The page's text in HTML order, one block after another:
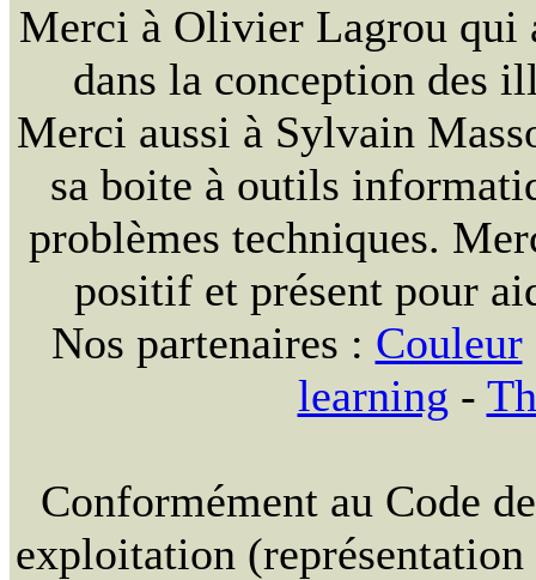
Merci à Olivier Lagrou qui
dans la conception des
Merci aussi à Sylvain
sa boite à outils
problèmes techniques.
positif et présent pour
Nos partenaires : Couleur
learning -
Conformément au Code
exploitation